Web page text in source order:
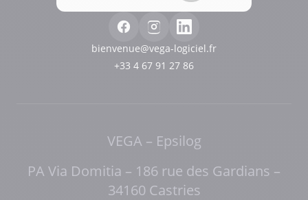
bienvenue@vega-logiciel.fr
+33 4 67 91 27 86
VEGA – Epsilog
PA Via Domitia – 186 rue des Gardians –
34160 Castries